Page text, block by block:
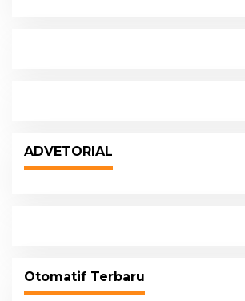
ADVETORIAL
Otomatif Terbaru